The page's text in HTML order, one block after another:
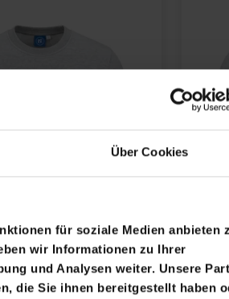
Über Cookies
für soziale Medien anbieten
wir Informationen zu Ihrer
und Analysen weiter. Unsere
die Sie ihnen bereitgestellt haben